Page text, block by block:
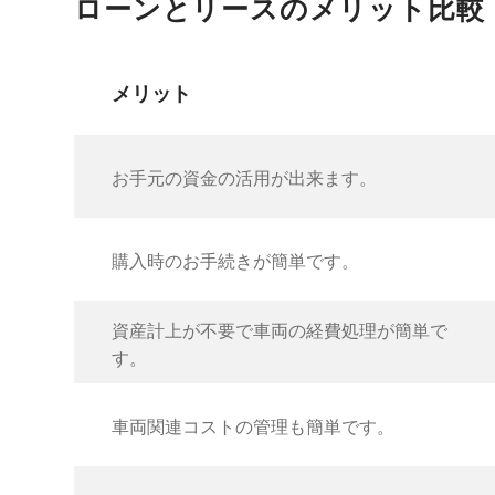
ローンとリースのメリット比較
メリット
お手元の資金の活用が出来ます。
購入時のお手続きが簡単です。
資産計上が不要で車両の経費処理が簡単で
す。
車両関連コストの管理も簡単です。